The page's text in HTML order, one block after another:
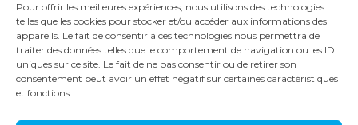
Pour offrir les meilleures expériences, nous utilisons des technologies
telles que les cookies pour stocker et/ou accéder aux informations des
appareils. Le fait de consentir à ces technologies nous permettra de
traiter des données telles que le comportement de navigation ou les ID
uniques sur ce site. Le fait de ne pas consentir ou de retirer son
consentement peut avoir un effet négatif sur certaines caractéristiques
et fonctions.
COMMENTAIRES RÉCENTS